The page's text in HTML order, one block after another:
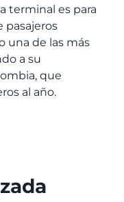
terminal es para
pasajeros
una de las más
a su
que
al año.